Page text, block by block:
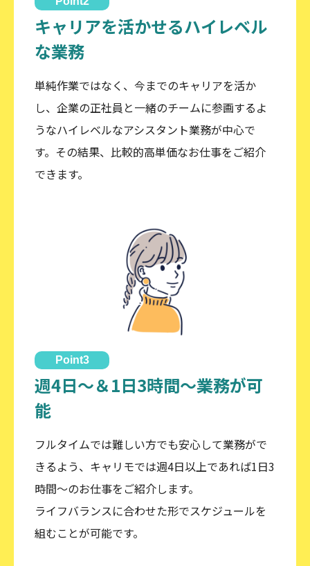
キャリアを活かせるハイレベル
な業務
単純作業ではなく、今までのキャリアを活か
し、企業の正社員と一緒のチームに参画するよ
うなハイレベルなアシスタント業務が中心で
す。その結果、比較的高単価なお仕事をご紹介
できます。
Point3
週4日～＆1日3時間～業務が可
能
フルタイムでは難しい方でも安心して業務がで
きるよう、キャリモでは週4日以上であれば1日3
時間～のお仕事をご紹介します。
ライフバランスに合わせた形でスケジュールを
組むことが可能です。